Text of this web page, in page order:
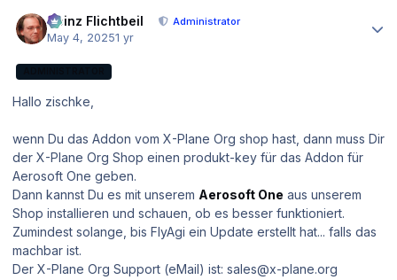
Heinz Flichtbeil Administrator
May 4, 20251 yr
Hallo zischke,
wenn Du das Addon vom X-Plane Org shop hast, dann muss Dir
der X-Plane Org Shop einen produkt-key für das Addon für
Aerosoft One geben.
Dann kannst Du es mit unserem Aerosoft One aus unserem
Shop installieren und schauen, ob es besser funktioniert.
Zumindest solange, bis FlyAgi ein Update erstellt hat... falls das
machbar ist.
Der X-Plane Org Support (eMail) ist: sales@x-plane.org